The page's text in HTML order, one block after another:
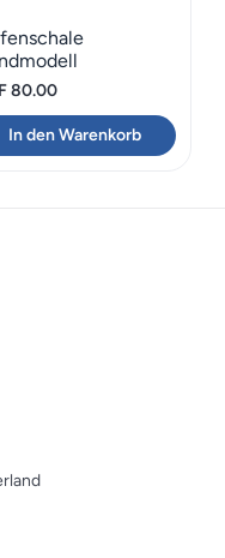
Chic 14
80.00
In den Warenkorb